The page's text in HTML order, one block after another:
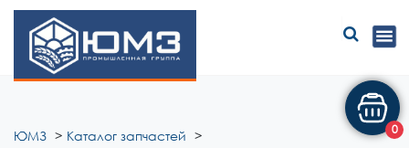
ЮМЗ
ЮМЗ
Каталог запчастей
0